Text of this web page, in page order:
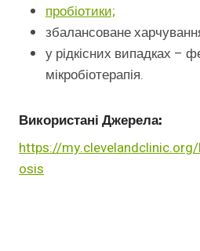
пробіотики;
збалансоване
у рідкісних випадках –
мікробіотерапія.
Використані Джерела:
https://
osis